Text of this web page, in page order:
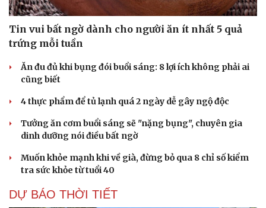
Tin vui bất ngờ dành cho người ăn ít nhất 5 quả
trứng mỗi tuần
Ăn đu đủ khi bụng đói buổi sáng: 8 lợi ích không phải ai
cũng biết
4 thực phẩm để tủ lạnh quá 2 ngày dễ gây ngộ độc
Tưởng ăn cơm buổi sáng sẽ "nặng bụng", chuyên gia
dinh dưỡng nói điều bất ngờ
Muốn khỏe mạnh khi về già, đừng bỏ qua 8 chỉ số kiểm
tra sức khỏe từ tuổi 40
DỰ BÁO THỜI TIẾT